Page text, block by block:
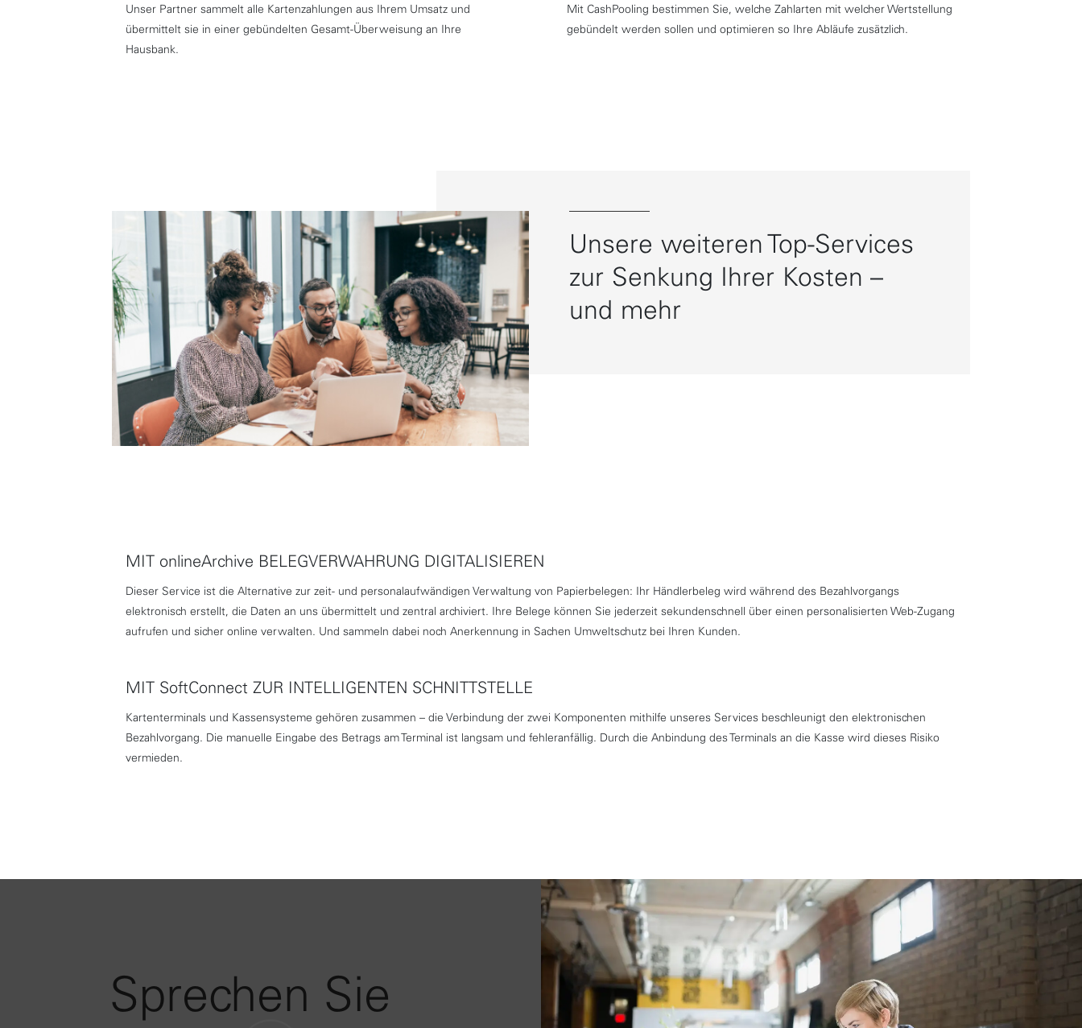
Unser Partner sammelt alle Kartenzahlungen aus Ihrem Umsatz und
übermittelt sie in einer gebündelten Gesamt-Überweisung an Ihre
Hausbank.
Mit CashPooling bestimmen Sie, welche Zahlarten mit welcher Wertstellung
gebündelt werden sollen und optimieren so Ihre Abläufe zusätzlich.
Unsere weiteren Top-Services
zur Senkung Ihrer Kosten –
und mehr
MIT onlineArchive BELEGVERWAHRUNG DIGITALISIEREN
Dieser Service ist die Alternative zur zeit- und personalaufwändigen Verwaltung von Papierbelegen: Ihr Händlerbeleg wird während des Bezahlvorgangs
elektronisch erstellt, die Daten an uns übermittelt und zentral archiviert. Ihre Belege können Sie jederzeit sekundenschnell über einen personalisierten Web-Zugang
aufrufen und sicher online verwalten. Und sammeln dabei noch Anerkennung in Sachen Umweltschutz bei Ihren Kunden.
MIT SoftConnect ZUR INTELLIGENTEN SCHNITTSTELLE
Kartenterminals und Kassensysteme gehören zusammen – die Verbindung der zwei Komponenten mithilfe unseres Services beschleunigt den elektronischen
Bezahlvorgang. Die manuelle Eingabe des Betrags am Terminal ist langsam und fehleranfällig. Durch die Anbindung des Terminals an die Kasse wird dieses Risiko
vermieden.
Sprechen Sie